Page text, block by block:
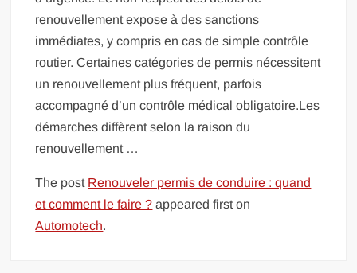
renouvellement expose à des sanctions
immédiates, y compris en cas de simple contrôle
routier. Certaines catégories de permis nécessitent
un renouvellement plus fréquent, parfois
accompagné d’un contrôle médical obligatoire.Les
démarches diffèrent selon la raison du
renouvellement …
The post Renouveler permis de conduire : quand
et comment le faire ? appeared first on
Automotech.